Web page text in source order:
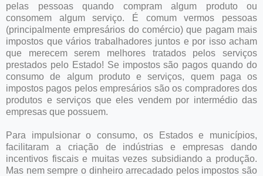
pelas pessoas quando compram algum produto ou
consomem algum serviço. É comum vermos pessoas
(principalmente empresários do comércio) que pagam mais
impostos que vários trabalhadores juntos e por isso acham
que merecem serem melhores tratados pelos serviços
prestados pelo Estado! Se impostos são pagos quando do
consumo de algum produto e serviços, quem paga os
impostos pagos pelos empresários são os compradores dos
produtos e serviços que eles vendem por intermédio das
empresas que possuem.
Para impulsionar o consumo, os Estados e municípios,
facilitaram a criação de indústrias e empresas dando
incentivos fiscais e muitas vezes subsidiando a produção.
Mas nem sempre o dinheiro arrecadado pelos impostos são